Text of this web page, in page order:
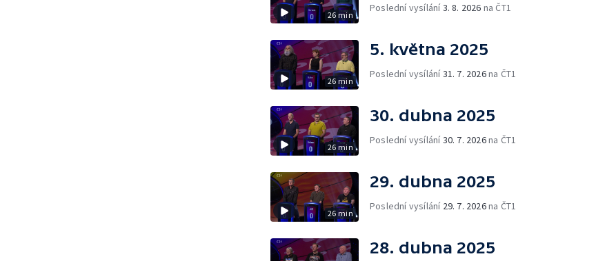
26 min
Poslední vysílání3. 8. 2026 na ČT1
26 min
5. května 2025
Poslední vysílání31. 7. 2026na ČT1
26 min
30. dubna 2025
Poslední vysílání30. 7. 2026na ČT1
26 min
29. dubna 2025
Poslední vysílání 29. 7. 2026na ČT1
28. dubna 2025